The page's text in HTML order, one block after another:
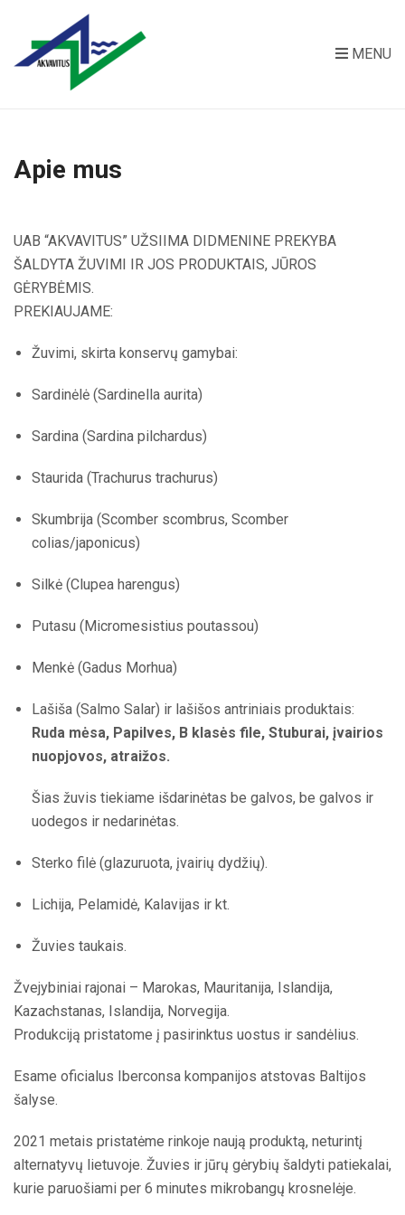
MENU
Apie mus
UAB “AKVAVITUS” UŽSIIMA DIDMENINE PREKYBA
ŠALDYTA ŽUVIMI IR JOS PRODUKTAIS, JŪROS
GĖRYBĖMIS.
PREKIAUJAME:
Žuvimi, skirta konservų gamybai:
Sardinėlė (Sardinella aurita)
Sardina (Sardina pilchardus)
Staurida (Trachurus trachurus)
Skumbrija (Scomber scombrus, Scomber
colias/japonicus)
Silkė (Clupea harengus)
Putasu (Micromesistius poutassou)
Menkė (Gadus Morhua)
Lašiša (Salmo Salar) ir lašišos antriniais produktais:
Ruda mėsa, Papilves, B klasės file, Stuburai, įvairios
nuopjovos, atraižos.
Šias žuvis tiekiame išdarinėtas be galvos, be galvos ir
uodegos ir nedarinėtas.
Sterko filė (glazuruota, įvairių dydžių).
Lichija, Pelamidė, Kalavijas ir kt.
Žuvies taukais.
Žvejybiniai rajonai – Marokas, Mauritanija, Islandija,
Kazachstanas, Islandija, Norvegija.
Produkciją pristatome į pasirinktus uostus ir sandėlius.
Esame oficialus Iberconsa kompanijos atstovas Baltijos
šalyse.
2021 metais pristatėme rinkoje naują produktą, neturintį
alternatyvų lietuvoje. Žuvies ir jūrų gėrybių šaldyti patiekalai,
kurie paruošiami per 6 minutes mikrobangų krosnelėje.